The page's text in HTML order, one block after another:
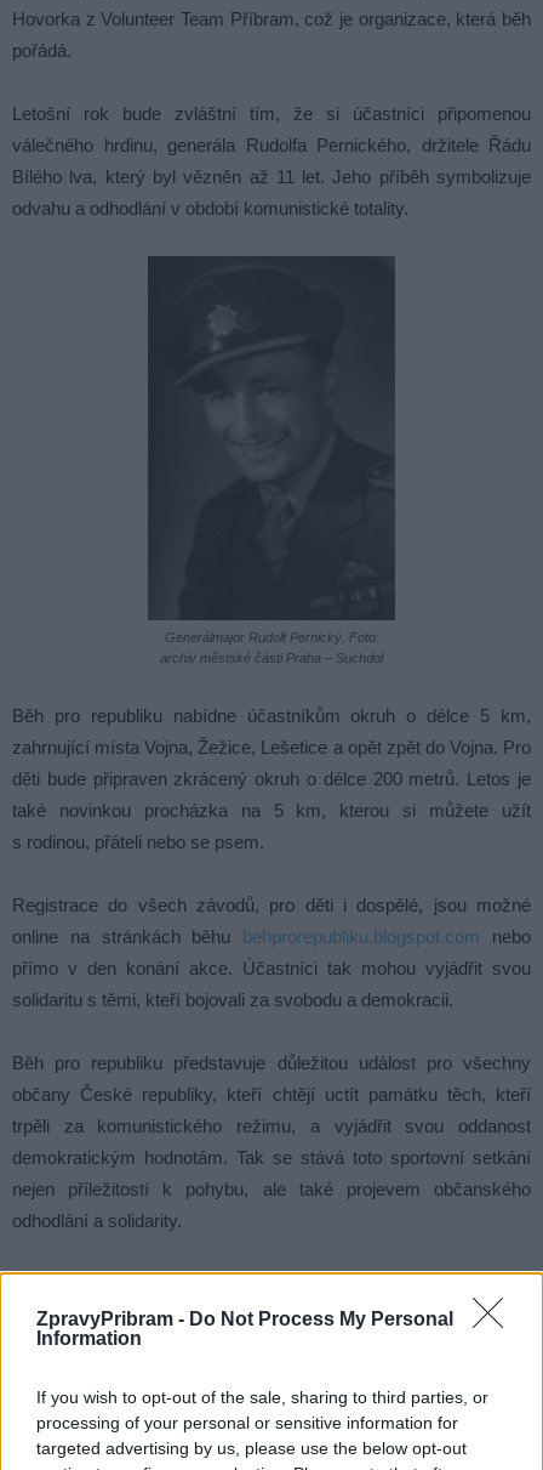
ZpravyPribram - Do Not Process My Personal
Information
If you wish to opt-out of the sale, sharing to third parties, or
processing of your personal or sensitive information for
targeted advertising by us, please use the below opt-out
Hovorka z Volunteer Team Příbram, což je organizace, která běh
pořádá.
Letošní rok bude zvláštní tím, že si účastníci připomenou
válečného hrdinu, generála Rudolfa Pernického, držitele Řádu
Bílého lva, který byl vězněn až 11 let. Jeho příběh symbolizuje
odvahu a odhodlání v období komunistické totality.
Generálmajor Rudolf Pernický. Foto:
archiv městské části Praha – Suchdol
Běh pro republiku nabídne účastníkům okruh o délce 5 km,
zahrnující místa Vojna, Žežice, Lešetice a opět zpět do Vojna. Pro
děti bude připraven zkrácený okruh o délce 200 metrů. Letos je
také novinkou procházka na 5 km, kterou si můžete užít
s rodinou, přáteli nebo se psem.
Registrace do všech závodů, pro děti i dospělé, jsou možné
online na stránkách běhu behprorepubliku.blogspot.com
nebo
přímo v den konání akce. Účastníci tak mohou vyjádřit svou
solidaritu s těmi, kteří bojovali za svobodu a demokracii.
Běh pro republiku představuje důležitou událost pro všechny
občany České republiky, kteří chtějí uctít památku těch, kteří
trpěli za komunistického režimu, a vyjádřit svou oddanost
demokratickým hodnotám. Tak se stává toto sportovní setkání
nejen příležitostí k pohybu, ale také projevem občanského
odhodlání a solidarity.
Běh pro republiku
Hornické muzeum Příbram
Památník Vojna